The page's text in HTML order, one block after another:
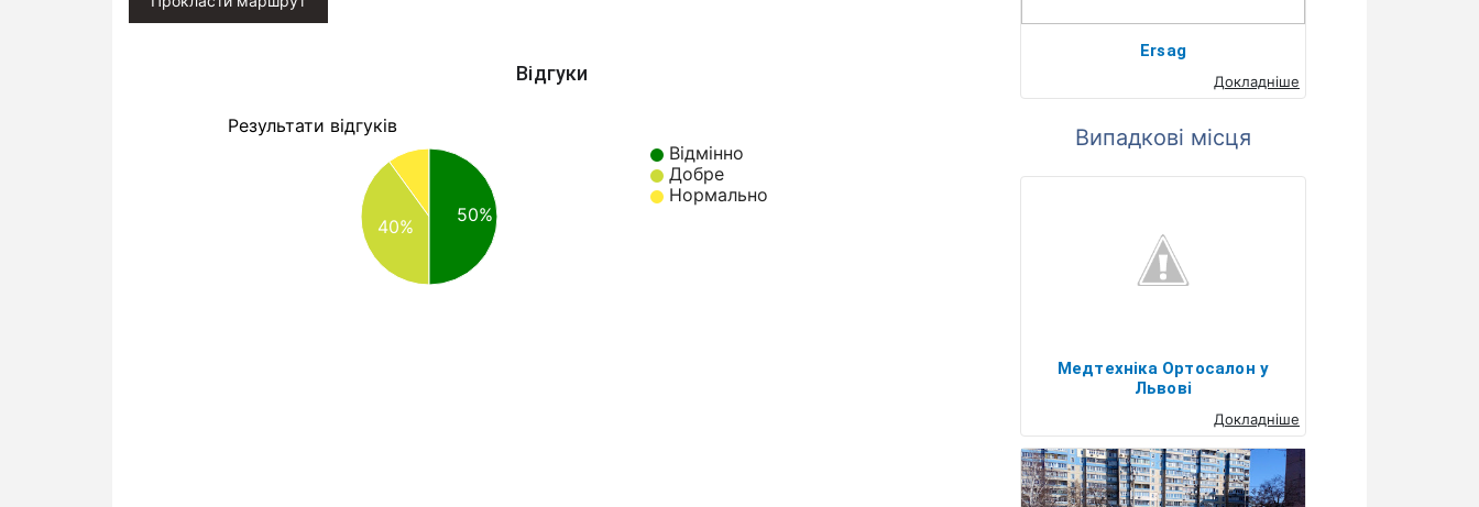
Відгуки
Результати відгуків
Відмінно
Добре
Нормально
40%
50%
Ersag
Докладніше
Випадкові місця
Медтехніка Ортосалон у
Львові
Докладніше